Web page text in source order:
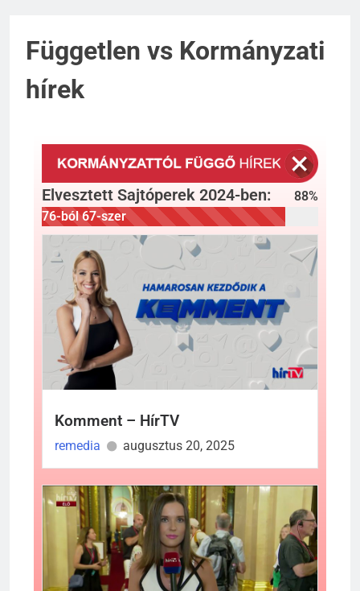
Független vs Kormányzati
hírek
Elvesztett Sajtóperek 2024-ben: 88%
76-ból 67-szer
Komment – HírTV
remedia augusztus 20, 2025